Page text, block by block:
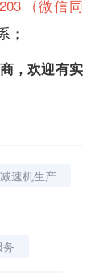
(微信同
；
，欢迎有实
减速机生产